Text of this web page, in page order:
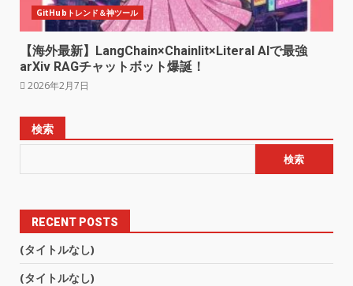
GitHubトレンド＆神ツール
【海外最新】LangChain×Chainlit×Literal AIで最強
arXiv RAGチャットボット爆誕！
2026年2月7日
検索
検索
RECENT POSTS
(タイトルなし)
(タイトルなし)